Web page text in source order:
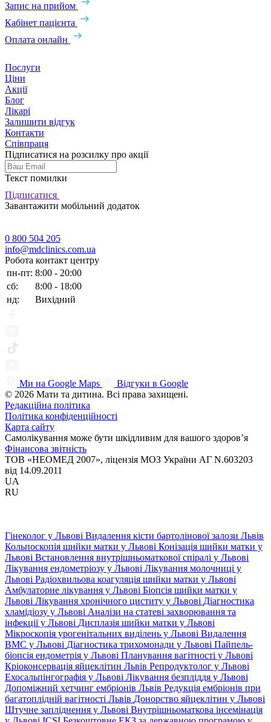
Запис на прийом
Кабінет пацієнта
Оплата онлайн
Послуги
Ціни
Акції
Блог
Лікарі
Залишити відгук
Контакти
Співпраця
Підписатися на розсилку про акції
Текст помилки
Підписатися
Завантажити мобільний додаток
0 800 504 205
info@mdclinics.com.ua
Робота контакт центру
пн-пт: 8:00 - 20:00
сб:
8:00 - 18:00
нд:
Вихідний
Ми на Google Maps
Відгуки в Google
© 2026 Мати та дитина. Всі права захищені.
Редакційна політика
Політика конфіденційності
Карта сайту
Самолікування може бути шкідливим для вашого здоров’я
Фінансова звітність
ТОВ «НЕОМЕД 2007», ліцензія МОЗ України АГ N.603203
від 14.09.2011
UA
RU
Гінеколог у Львові Видалення кісти бартолінової залози Львів
Кольпоскопія шийки матки у Львові Конізація шийки матки у
Львові Встановлення внутрішньоматкової спіралі у Львові
Лікування ендометріозу у Львові Лікування молочниці у
Львові Радіохвильова коагуляція шийки матки у Львові
Амбулаторне лікування у Львові Біопсія шийки матки у
Львові Лікування хронічного циститу у Львові Діагностика
хламідіозу у Львові Аналізи на статеві захворювання та
інфекції у Львові Дисплазія шийки матки у Львові
Мікроскопія урогенітальних виділень у Львові Видалення
ВМС у Львові Діагностика трихомонади у Львові Пайпель-
біопсія ендометрія у Львові Планування вагітності у Львові
Кріоконсервація яйцеклітин Львів Репродуктолог у Львові
Ехосальпінгографія у Львові Лікування безпліддя у Львові
Допоміжний хетчинг ембріонів Львів Редукція ембріонів при
багатоплідній вагітності Львів Донорство яйцеклітин у Львові
Штучне запліднення у Львові Внутрішньоматкова інсемінація